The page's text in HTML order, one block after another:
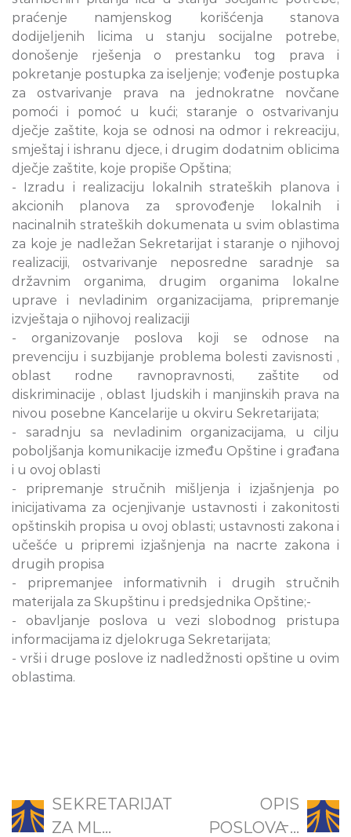
praćenje namjenskog korišćenja stanova
dodijeljenih licima u stanju socijalne potrebe,
donošenje rješenja o prestanku tog prava i
pokretanje postupka za iseljenje; vođenje postupka
za ostvarivanje prava na jednokratne novčane
pomoći i pomoć u kući; staranje o ostvarivanju
dječje zaštite, koja se odnosi na odmor i rekreaciju,
smještaj i ishranu djece, i drugim dodatnim oblicima
dječje zaštite, koje propiše Opština;
- Izradu i realizaciju lokalnih strateških planova i
akcionih planova za sprovođenje lokalnih i
nacinalnih strateških dokumenata u svim oblastima
za koje je nadležan Sekretarijat i staranje o njihovoj
realizaciji, ostvarivanje neposredne saradnje sa
državnim organima, drugim organima lokalne
uprave i nevladinim organizacijama, pripremanje
izvještaja o njihovoj realizaciji
- organizovanje poslova koji se odnose na
prevenciju i suzbijanje problema bolesti zavisnosti ,
oblast rodne ravnopravnosti, zaštite od
diskriminacije , oblast ljudskih i manjinskih prava na
nivou posebne Kancelarije u okviru Sekretarijata;
- saradnju sa nevladinim organizacijama, u cilju
poboljšanja komunikacije između Opštine i građana
i u ovoj oblasti
- pripremanje stručnih mišljenja i izjašnjenja po
inicijativama za ocjenjivanje ustavnosti i zakonitosti
opštinskih propisa u ovoj oblasti; ustavnosti zakona i
učešće u pripremi izjašnjenja na nacrte zakona i
drugih propisa
- pripremanjee informativnih i drugih stručnih
materijala za Skupštinu i predsjednika Opštine;-
- obavljanje poslova u vezi slobodnog pristupa
informacijama iz djelokruga Sekretarijata;
- vrši i druge poslove iz nadledžnosti opštine u ovim
oblastima.
SEKRETARIJAT
ZA ML...
OPIS
POSLOVA ̵...